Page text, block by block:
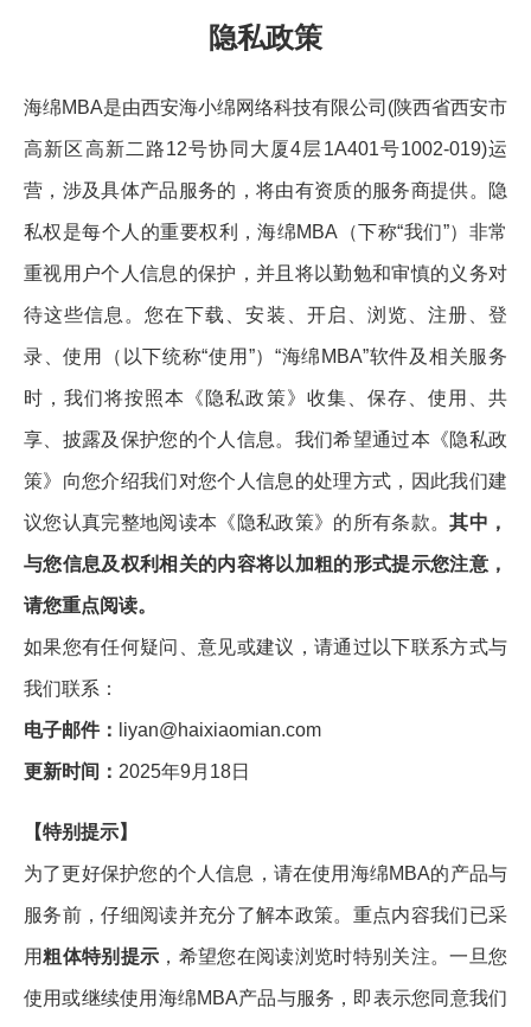
隐私政策
海绵MBA是由西安海小绵网络科技有限公司(陕西省西安市
高新区高新二路12号协同大厦4层1A401号1002-019)运
营，涉及具体产品服务的，将由有资质的服务商提供。隐
私权是每个人的重要权利，海绵MBA（下称“我们”）非常
重视用户个人信息的保护，并且将以勤勉和审慎的义务对
待这些信息。您在下载、安装、开启、浏览、注册、登
录、使用（以下统称“使用”）“海绵MBA”软件及相关服务
时，我们将按照本《隐私政策》收集、保存、使用、共
享、披露及保护您的个人信息。我们希望通过本《隐私政
策》向您介绍我们对您个人信息的处理方式，因此我们建
议您认真完整地阅读本《隐私政策》的所有条款。其中，
与您信息及权利相关的内容将以加粗的形式提示您注意，
请您重点阅读。
如果您有任何疑问、意见或建议，请通过以下联系方式与
我们联系：
电子邮件： liyan@haixiaomian.com
更新时间： 2025年9月18日
【特别提示】
为了更好保护您的个人信息，请在使用海绵MBA的产品与
服务前，仔细阅读并充分了解本政策。重点内容我们已采
用粗体特别提示 ，希望您在阅读浏览时特别关注。一旦您
使用或继续使用海绵MBA产品与服务，即表示您同意我们